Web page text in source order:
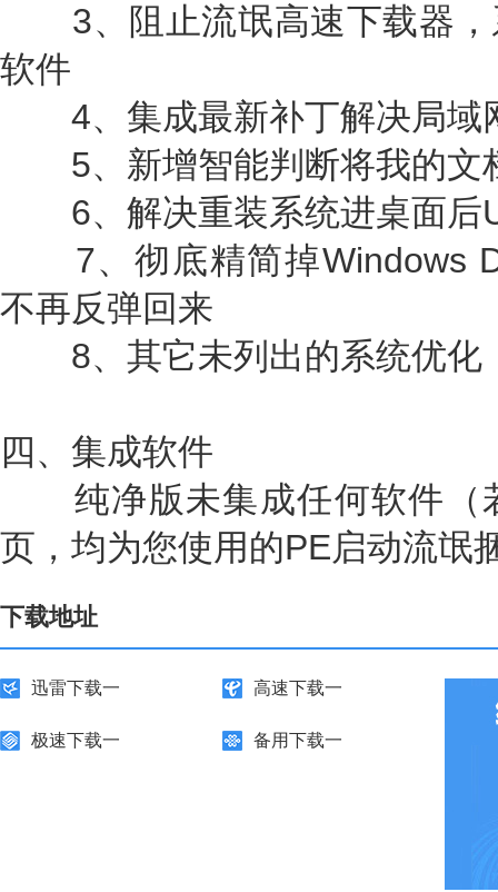
3、阻止流氓高速下载器，
软件
4、集成最新补丁解决局域
5、新增智能判断将我的文
6、解决重装系统进桌面后
7、彻底精简掉Windows
不再反弹回来
8、其它未列出的系统优化
四、集成软件
纯净版未集成任何软件（
页，均为您使用的PE启动流氓
下载地址
迅雷下载一 高速下载一
极速下载一 备用下载一